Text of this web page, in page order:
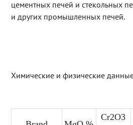
цементных печей и стекольных
и других промышленных печей.
Химические и физические
Cr2O3